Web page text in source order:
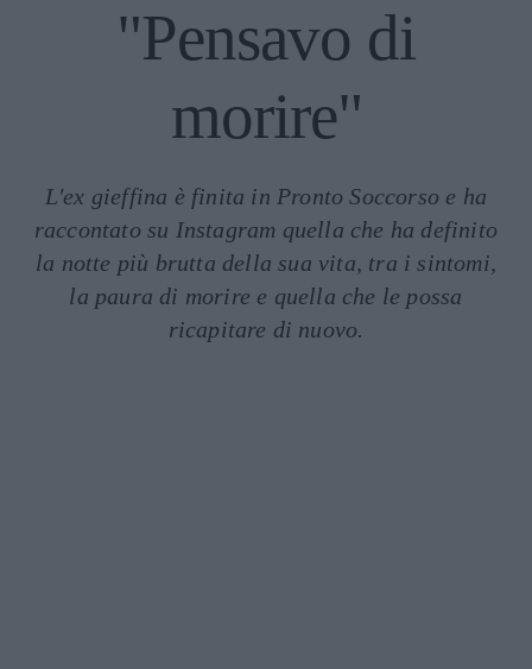
"Pensavo di
morire"
L'ex gieffina è finita in Pronto Soccorso e ha
raccontato su Instagram quella che ha definito
la notte più brutta della sua vita, tra i sintomi,
la paura di morire e quella che le possa
ricapitare di nuovo.